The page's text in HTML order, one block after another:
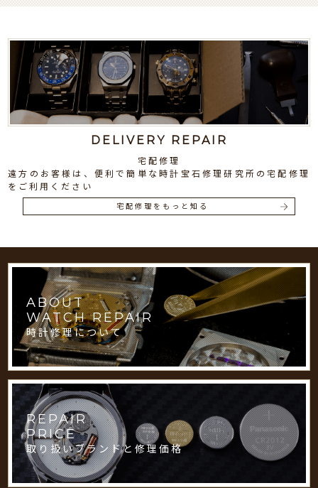
DELIVERY REPAIR
宅配修理
遠方のお客様は、便利で簡単な時計宝石修理研究所の宅配修理
をご利用ください
宅配修理をもっと知る
ABOUT
WATCH REPAIR
時計修理について
REPAIR
PRICE
取り扱いブランドと修理価格